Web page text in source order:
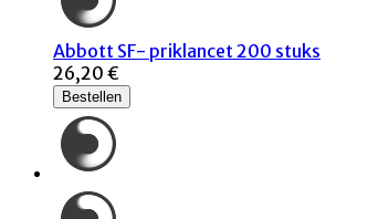
Abbott SF- priklancet 200 stuks
26,20 €
Bestellen